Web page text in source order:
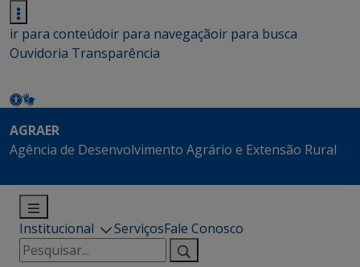
ir para conteúdoir para navegaçãoir para busca
Ouvidoria Transparência
AGRAER
Agência de Desenvolvimento Agrário e Extensão Rural
Institucional ServiçosFale Conosco
Pesquisar